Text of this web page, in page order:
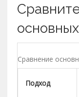
Сравнение
Подход